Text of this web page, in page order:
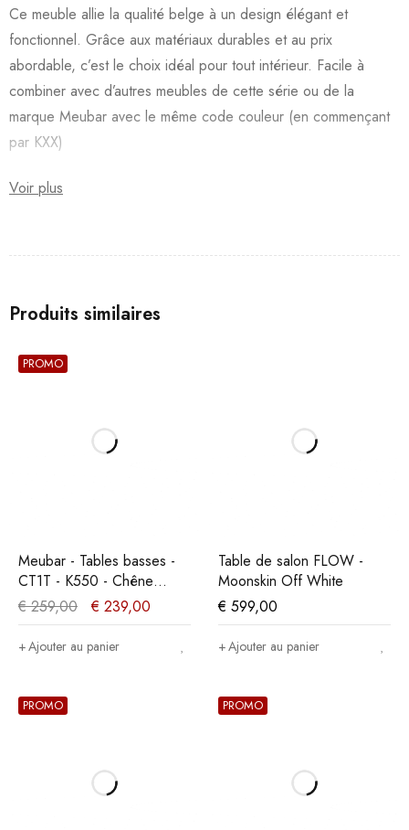
Ce meuble allie la qualité belge à un design élégant et
fonctionnel. Grâce aux matériaux durables et au prix
abordable, c’est le choix idéal pour tout intérieur. Facile à
combiner avec d’autres meubles de cette série ou de la
marque Meubar avec le même code couleur (en commençant
par KXX)
Voir plus
Produits similaires
PROMO
Meubar - Tables basses -
CT1T - K550 - Chêne
cristal clair - 135x78x45cm
€259,00 € 239,00
Ajouter au panier
Table de salon FLOW -
Moonskin Off White
€ 599,00
Ajouter au panier
PROMO PROMO